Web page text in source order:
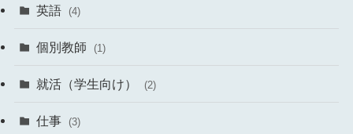
英語 (4)
個別教師 (1)
就活（学生向け） (2)
仕事 (3)